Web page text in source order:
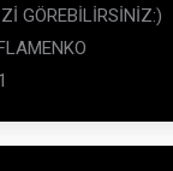
GÖREBİLİRSİNİZ:)